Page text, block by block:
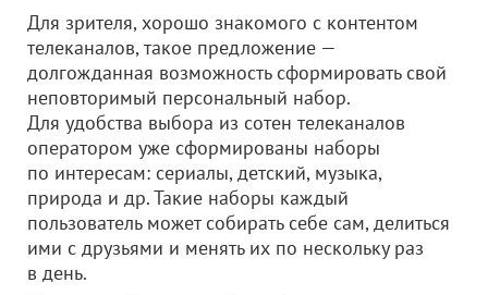
Для зрителя, хорошо знакомого с контентом
телеканалов, такое предложение —
долгожданная возможность сформировать свой
неповторимый персональный набор.
Для удобства выбора из сотен телеканалов
оператором уже сформированы наборы
по интересам: сериалы, детский, музыка,
природа и др. Такие наборы каждый
пользователь может собирать себе сам, делиться
ими с друзьями и менять их по нескольку раз
в день.